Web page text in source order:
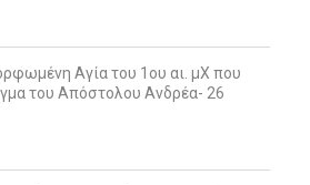
Αγία του 1ου αι. μΧ που
του Απόστολου Ανδρέα- 26